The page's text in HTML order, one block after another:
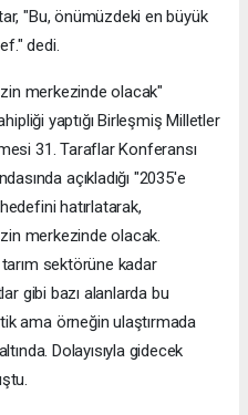
"Bu, önümüzdeki en büyük
dedi.
merkezinde olacak"
yaptığı Birleşmiş Milletler
31. Taraflar Konferansı
açıkladığı "2035'e
hatırlatarak,
merkezinde olacak.
sektörüne kadar
gibi bazı alanlarda bu
ama örneğin ulaştırmada
Dolayısıyla gidecek